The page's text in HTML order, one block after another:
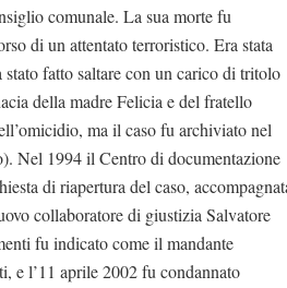
comunale. La sua morte fu
di un attentato terroristico. Era stata
fatto saltare con un carico di tritolo
della madre Felicia e del fratello
ma il caso fu archiviato nel
Nel 1994 il Centro di documentazione
di riapertura del caso,
collaboratore di giustizia Salvatore
fu indicato come il mandante
e l’11 aprile 2002 fu condannato